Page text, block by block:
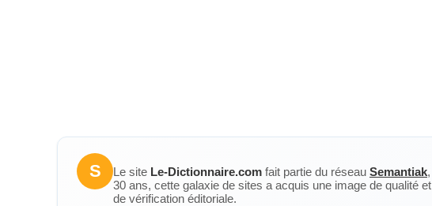
S Le site Le-Dictionnaire.com fait partie du réseau Semantiak
30 ans, cette galaxie de sites a acquis une image de qualité
de vérification éditoriale.